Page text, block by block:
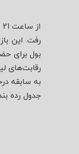
بول برای
رقابت‌های
به سابقه
جدول رده